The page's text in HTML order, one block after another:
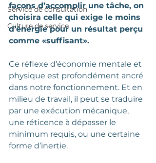
Service de consultation
Culture de service
façons d’accomplir une tâche, on
choisira celle qui exige le moins
d’énergie pour un résultat perçu
comme «suffisant».
Ce réflexe d’économie mentale et
physique est profondément ancré
dans notre fonctionnement. Et en
milieu de travail, il peut se traduire
par une exécution mécanique,
une réticence à dépasser le
minimum requis, ou une certaine
forme d’inertie.